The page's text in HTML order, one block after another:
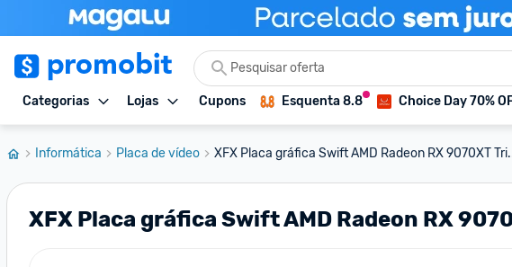
Categorias Lojas Cupons Esquenta 8.8 Choice Day 70%
Informática Placa de vídeo XFX Placa gráfica Swift AMD Radeon RX 9070XT
XFX Placa gráfica Swift AMD Radeon RX